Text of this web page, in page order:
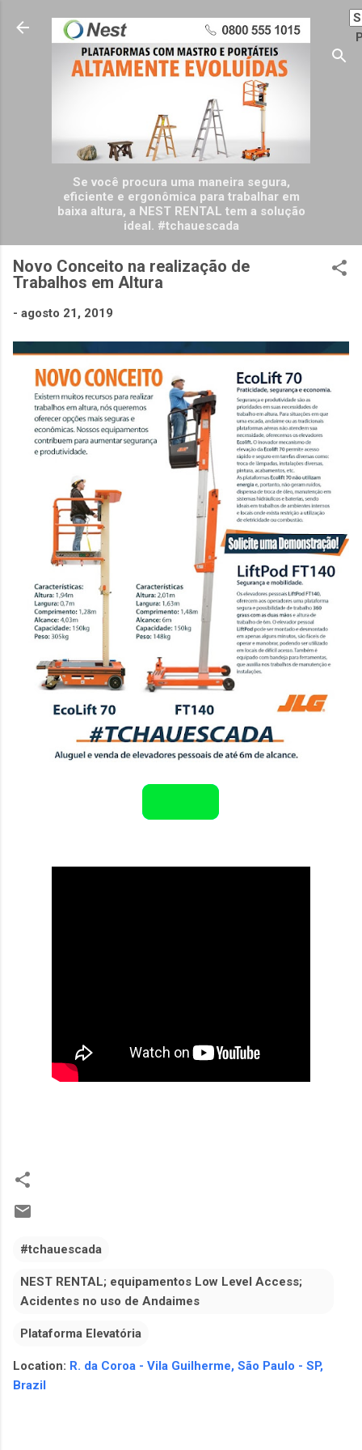
Pular para o conteúdo principal
Se você procura uma maneira segura,
eficiente e ergonômica para trabalhar em
baixa altura, a NEST RENTAL tem a solução
ideal. #tchauescada
Novo Conceito na realização de
Trabalhos em Altura
- agosto 21, 2019
#tchauescada
NEST RENTAL; equipamentos Low Level Access;
Acidentes no uso de Andaimes
Plataforma Elevatória
Location: R. da Coroa - Vila Guilherme, São Paulo - SP,
Brazil